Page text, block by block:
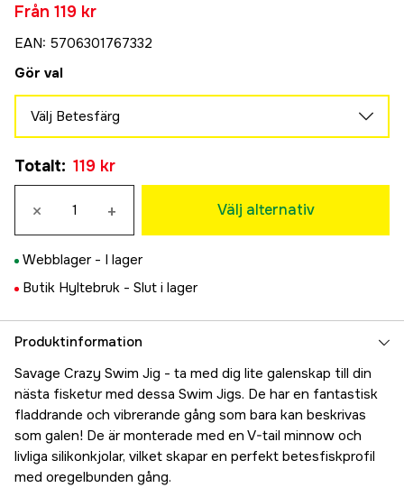
Från 119 kr
EAN: 5706301767332
Gör val
Välj Betesfärg
119 kr
Black N Red
119 kr
119 kr
Tillfälligt slut
Totalt: 119 kr
× + Välj alternativ
Webblager - I lager
Butik Hyltebruk - Slut i lager
Produktinformation
Savage Crazy Swim Jig - ta med dig lite galenskap till din
nästa fisketur med dessa Swim Jigs. De har en fantastisk
fladdrande och vibrerande gång som bara kan beskrivas
som galen! De är monterade med en V-tail minnow och
livliga silikonkjolar, vilket skapar en perfekt betesfiskprofil
med oregelbunden gång.